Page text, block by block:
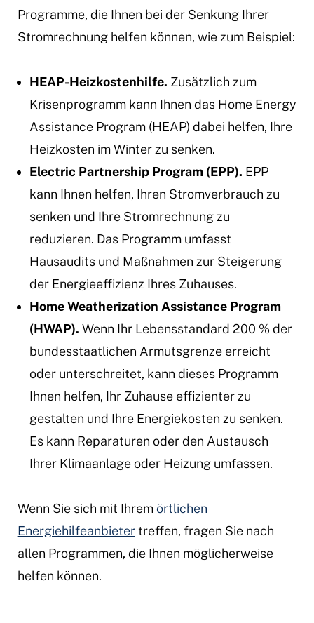
Programme, die Ihnen bei der Senkung Ihrer
Stromrechnung helfen können, wie zum Beispiel:
HEAP-Heizkostenhilfe. Zusätzlich zum
Krisenprogramm kann Ihnen das Home Energy
Assistance Program (HEAP) dabei helfen, Ihre
Heizkosten im Winter zu senken.
Electric Partnership Program (EPP). EPP
kann Ihnen helfen, Ihren Stromverbrauch zu
senken und Ihre Stromrechnung zu
reduzieren. Das Programm umfasst
Hausaudits und Maßnahmen zur Steigerung
der Energieeffizienz Ihres Zuhauses.
Home Weatherization Assistance Program
(HWAP). Wenn Ihr Lebensstandard 200 % der
bundesstaatlichen Armutsgrenze erreicht
oder unterschreitet, kann dieses Programm
Ihnen helfen, Ihr Zuhause effizienter zu
gestalten und Ihre Energiekosten zu senken.
Es kann Reparaturen oder den Austausch
Ihrer Klimaanlage oder Heizung umfassen.
Wenn Sie sich mit Ihremörtlichen
Energiehilfeanbietertreffen, fragen Sie nach
allen Programmen, die Ihnen möglicherweise
helfen können.